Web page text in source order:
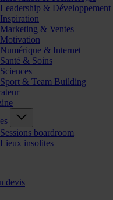
Leadership & Développement
Inspiration
Marketing & Ventes
Motivation
Numérique & Internet
Santé & Soins
Sciences
Sport & Team Building
Sessions boardroom
Lieux insolites
devis